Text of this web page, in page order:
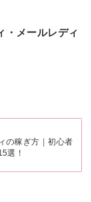
・メールレディ
の稼ぎ方｜初心者
選！